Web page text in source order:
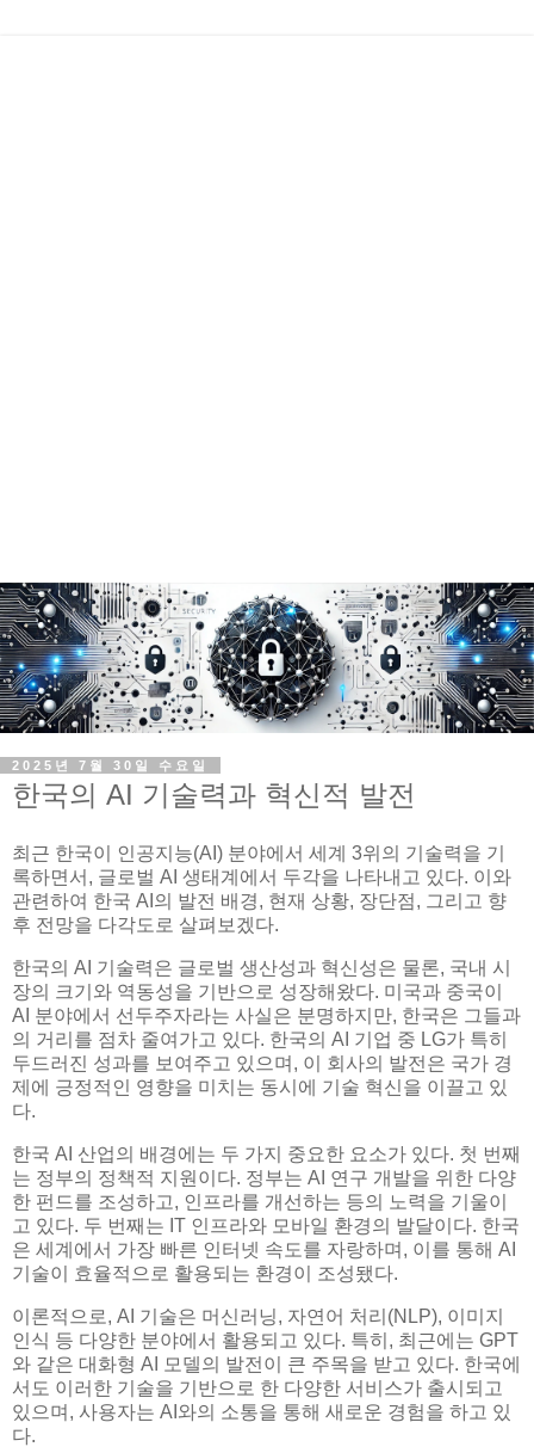
2025년 7월 30일 수요일
한국의 AI 기술력과 혁신적 발전
최근 한국이 인공지능(AI) 분야에서 세계 3위의 기술력을 기
록하면서, 글로벌 AI 생태계에서 두각을 나타내고 있다. 이와
관련하여 한국 AI의 발전 배경, 현재 상황, 장단점, 그리고 향
후 전망을 다각도로 살펴보겠다.
한국의 AI 기술력은 글로벌 생산성과 혁신성은 물론, 국내 시
장의 크기와 역동성을 기반으로 성장해왔다. 미국과 중국이
AI 분야에서 선두주자라는 사실은 분명하지만, 한국은 그들과
의 거리를 점차 줄여가고 있다. 한국의 AI 기업 중 LG가 특히
두드러진 성과를 보여주고 있으며, 이 회사의 발전은 국가 경
제에 긍정적인 영향을 미치는 동시에 기술 혁신을 이끌고 있
다.
한국 AI 산업의 배경에는 두 가지 중요한 요소가 있다. 첫 번째
는 정부의 정책적 지원이다. 정부는 AI 연구 개발을 위한 다양
한 펀드를 조성하고, 인프라를 개선하는 등의 노력을 기울이
고 있다. 두 번째는 IT 인프라와 모바일 환경의 발달이다. 한국
은 세계에서 가장 빠른 인터넷 속도를 자랑하며, 이를 통해 AI
기술이 효율적으로 활용되는 환경이 조성됐다.
이론적으로, AI 기술은 머신러닝, 자연어 처리(NLP), 이미지
인식 등 다양한 분야에서 활용되고 있다. 특히, 최근에는 GPT
와 같은 대화형 AI 모델의 발전이 큰 주목을 받고 있다. 한국에
서도 이러한 기술을 기반으로 한 다양한 서비스가 출시되고
있으며, 사용자는 AI와의 소통을 통해 새로운 경험을 하고 있
다.